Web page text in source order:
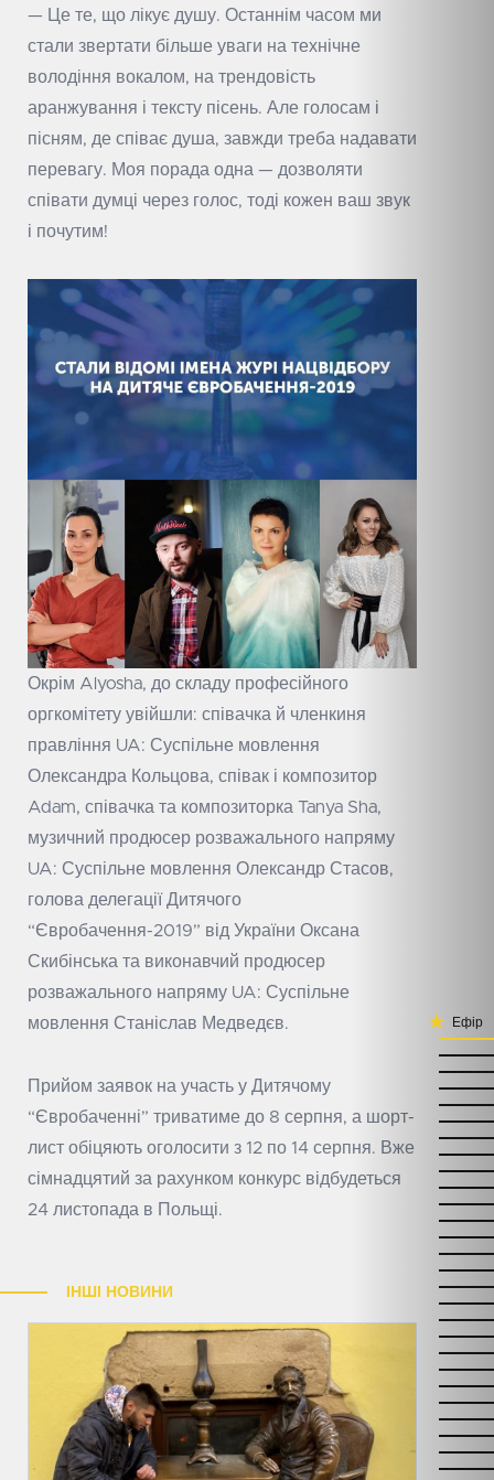
— Це те, що лікує душу. Останнім часом ми
стали звертати більше уваги на технічне
володіння вокалом, на трендовість
аранжування і тексту пісень. Але голосам і
пісням, де співає душа, завжди треба надавати
перевагу. Моя порада одна — дозволяти
співати думці через голос, тоді кожен ваш звук
і почутим!
Окрім Alyosha, до складу професійного
оргкомітету увійшли: співачка й членкиня
правління UA: Суспільне мовлення
Олександра Кольцова, співак і композитор
Adam, співачка та композиторка Tanya Sha,
музичний продюсер розважального напряму
UA: Суспільне мовлення Олександр Стасов,
голова делегації Дитячого
“Євробачення-2019” від України Оксана
Скибінська та виконавчий продюсер
розважального напряму UA: Суспільне
мовлення Станіслав Медведєв.
Прийом заявок на участь у Дитячому
“Євробаченні” триватиме до 8 серпня, а шорт-
лист обіцяють оголосити з 12 по 14 серпня. Вже
сімнадцятий за рахунком конкурс відбудеться
24 листопада в Польщі.
ІНШІ НОВИНИ
Ефір